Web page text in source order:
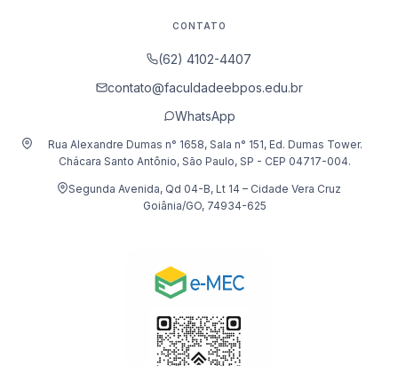
CONTATO
(62) 4102-4407
contato@faculdadeebpos.edu.br
WhatsApp
Rua Alexandre Dumas n° 1658, Sala n° 151, Ed. Dumas Tower.
Chácara Santo Antônio, São Paulo, SP - CEP 04717-004.
Segunda Avenida, Qd 04-B, Lt 14 – Cidade Vera Cruz
Goiânia/GO, 74934-625